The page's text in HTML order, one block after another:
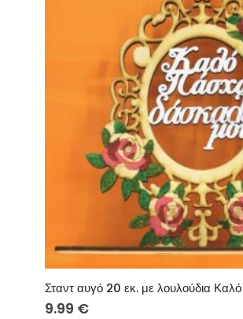
Σταντ αυγό 20 εκ. με λουλούδια
9.99 €